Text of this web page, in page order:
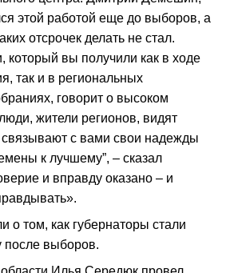
этой работой еще до выборов, а
отсрочек делать не стал.
который вы получили как в ходе
так и в региональных
говорит о высоком
жители регионов, видят
связывают с вами свои надежды
к лучшему”, – сказал
и вправду оказано – и
о том, как губернаторы стали
после выборов.